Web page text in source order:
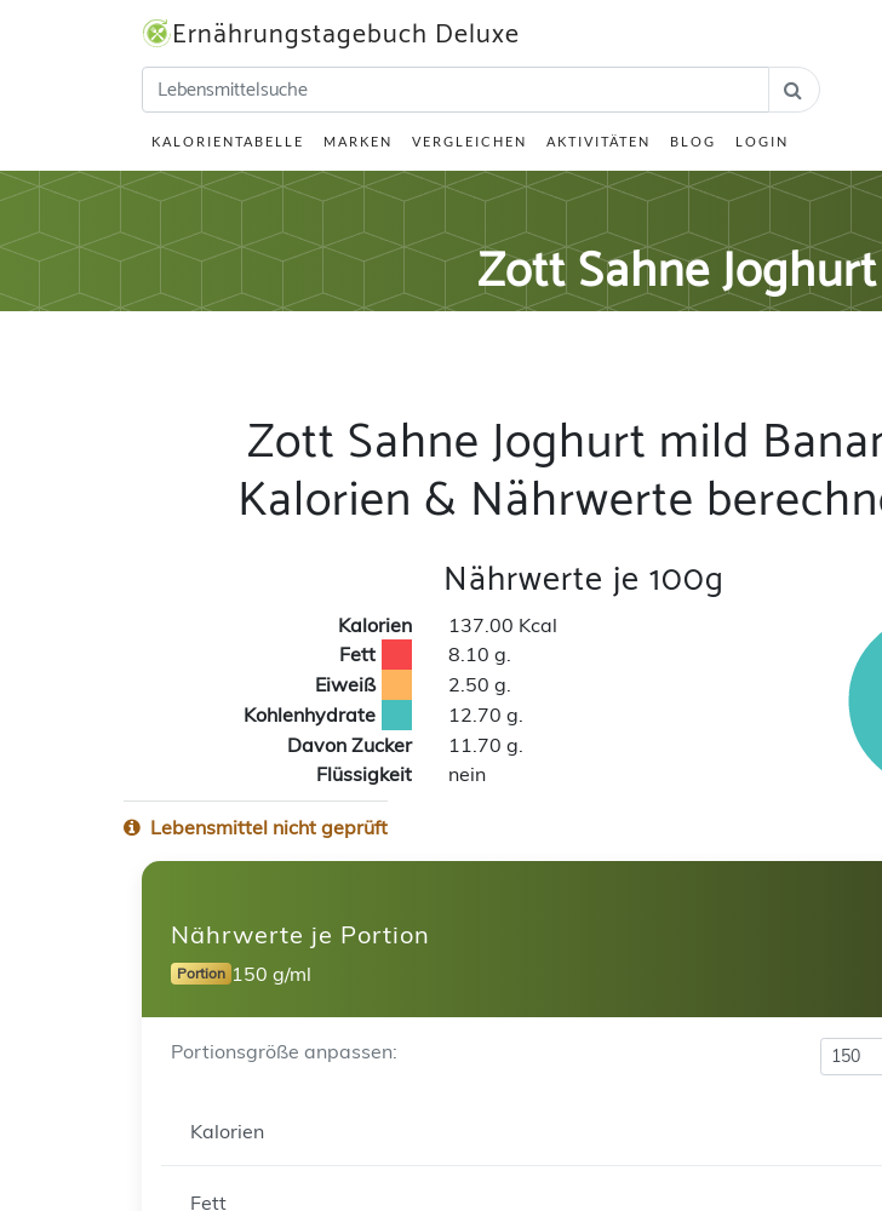
Ernährungstagebuch Deluxe
KALORIENTABELLE MARKEN VERGLEICHEN AKTIVITÄTEN BLOG LOGIN
Zott Sahne
Zott Sahne Joghurt mild
Kalorien & Nährwerte
Nährwerte je 100g
Kalorien
137.00 Kcal
Fett
8.10 g.
Eiweiß
2.50 g.
Kohlenhydrate
12.70 g.
Davon Zucker
11.70 g.
Flüssigkeit
nein
Lebensmittel nicht geprüft
Nährwerte je Portion
Portion 150 g/ml
Portionsgröße anpassen:
Kalorien
Fett